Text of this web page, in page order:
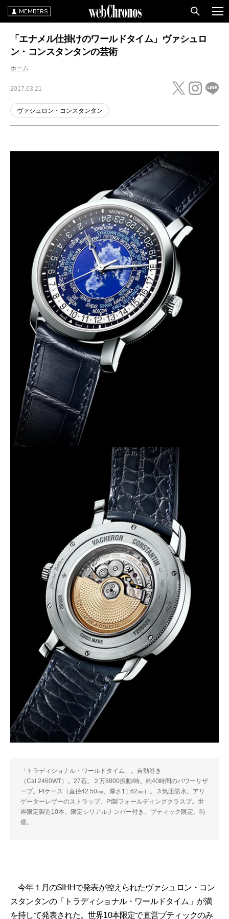
MEMBERS
「エナメル仕掛けのワールドタイム」ヴァシュロ
ン・コンスタンタンの芸術
ホーム
2017.03.21
ヴァシュロン・コンスタンタン
「トラディショナル・ワールドタイム」。自動巻き
（Cal.2460WT）。27石。２万8800振動/時。約40時間のパワーリザ
ーブ。Ptケース（直径42.50㎜、厚さ11.62㎜）。３気圧防水。アリ
ゲーターレザーのストラップ。Pt製フォールディングクラスプ。世
界限定製造10本。限定シリアルナンバー付き。ブティック限定。時
価。
今年１月のSIHHで発表が控えられたヴァシュロン・コン
スタンタンの「トラディショナル・ワールドタイム」が満
を持して発表された。世界10本限定で直営ブティックのみ